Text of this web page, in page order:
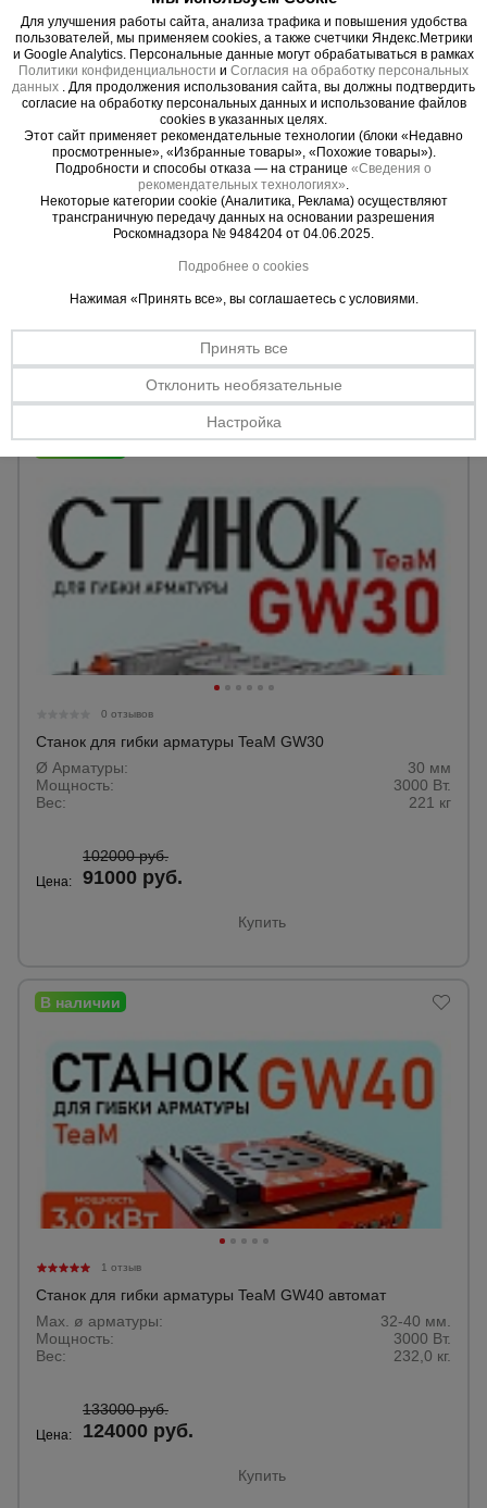
Скоростной станок для гибки арматуры TeaM GF-20S
Цена:
72300 руб.
70000 руб.
Купить
0 отзывов
Станок для гибки арматуры TeaM GW30
Ø Арматуры:
30 мм
Мощность:
3000 Вт.
Вес:
221 кг
Цена:
102000 руб.
91000 руб.
Купить
1 отзыв
Станок для гибки арматуры TeaM GW40 автомат
Max. ø арматуры:
32-40 мм.
Мощность:
3000 Вт.
Вес:
232,0 кг.
Цена:
133000 руб.
124000 руб.
Купить
Для улучшения работы сайта, анализа трафика и повышения удобства
пользователей, мы применяем cookies, а также счетчики Яндекс.Метрики
и Google Analytics. Персональные данные могут обрабатываться в рамках
Политики конфиденциальности и Согласия на обработку персональных
данных
. Для продолжения использования сайта, вы должны подтвердить
согласие на обработку персональных данных и использование файлов
cookies в указанных целях.
Этот сайт применяет рекомендательные технологии (блоки «Недавно
просмотренные», «Избранные товары», «Похожие товары»).
Подробности и способы отказа — на странице «Сведения о
рекомендательных технологиях»
Некоторые категории cookie (Аналитика, Реклама) осуществляют
трансграничную передачу данных на основании разрешения
Роскомнадзора № 9484204 от 04.06.2025.
Подробнее о cookies
Нажимая «Принять все», вы соглашаетесь с условиями.
Принять все
Отклонить необязательные
Настройка